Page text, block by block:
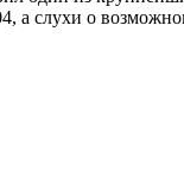
а слухи о